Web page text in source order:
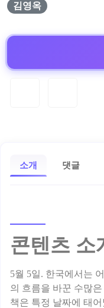
김영옥
소개 댓글
콘텐츠 소
5월 5일. 한국에서는
의 흐름을 바꾼 수많
책은 특정 날짜에 태